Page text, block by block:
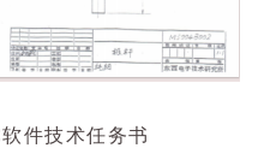
件技术任务书